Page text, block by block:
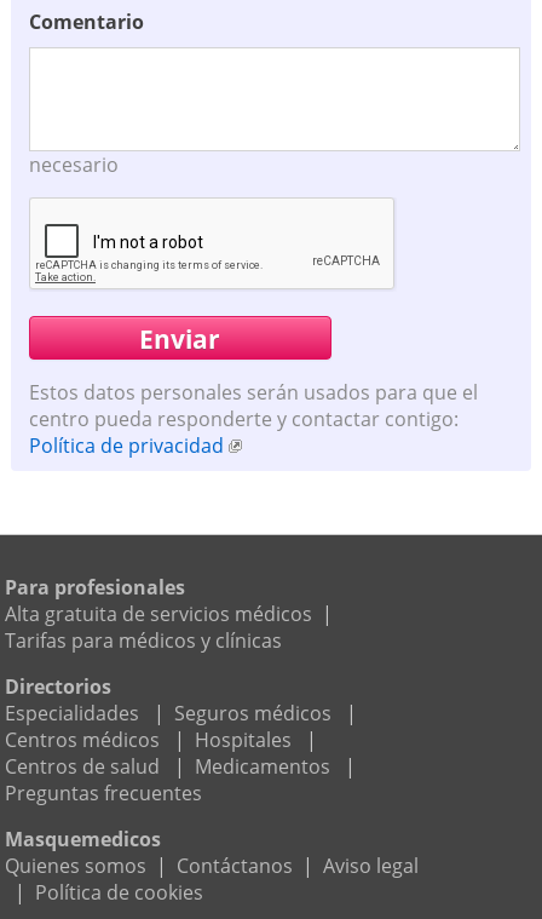
Comentario
necesario
Estos datos personales serán usados para que el
centro pueda responderte y contactar contigo:
Política de privacidad
Para profesionales
Alta gratuita de servicios médicos |
Tarifas para médicos y clínicas
Directorios
Especialidades
| Seguros médicos
|
Centros médicos
| Hospitales
|
Centros de salud
| Medicamentos
|
Preguntas frecuentes
Masquemedicos
Quienes somos | Contáctanos | Aviso legal
| Política de cookies